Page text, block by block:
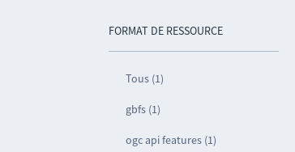
FORMAT DE RESSOURCE
Tous (1)
gbfs (1)
ogc api features (1)